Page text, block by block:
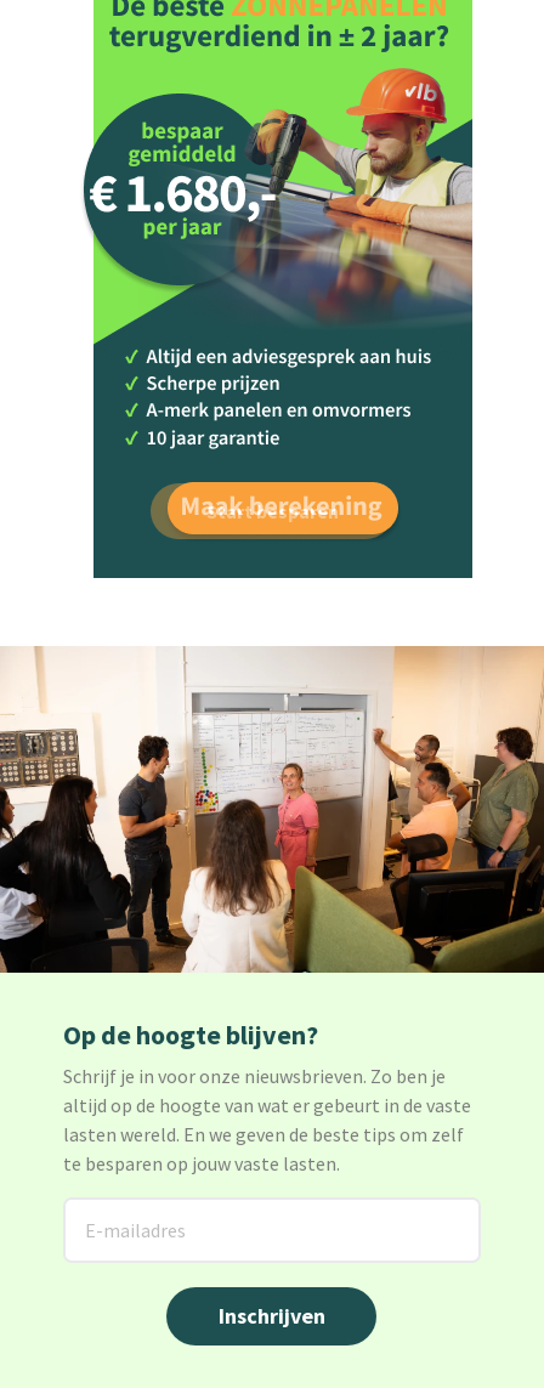
Start besparen
Op de hoogte blijven?
Schrijf je in voor onze nieuwsbrieven. Zo ben je
altijd op de hoogte van wat er gebeurt in de vaste
lasten wereld. En we geven de beste tips om zelf
te besparen op jouw vaste lasten.